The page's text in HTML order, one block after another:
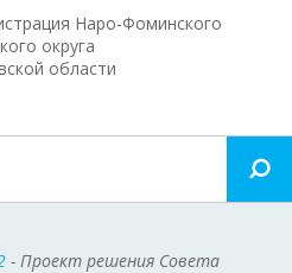
Наро-Фоминского
округа
области
- Проект решения Совета